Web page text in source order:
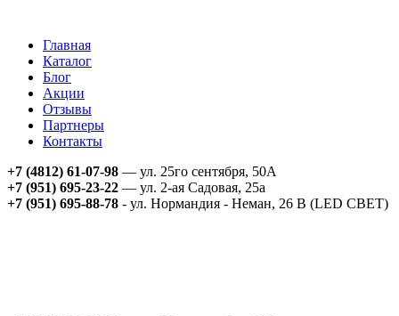
Главная
Каталог
Блог
Акции
Отзывы
Партнеры
Контакты
+7 (4812) 61-07-98 — ул. 25го сентября, 50А
+7 (951) 695-23-22 — ул. 2-ая Садовая, 25а
+7 (951) 695-88-78 - ул. Нормандия - Неман, 26 В (LED СВЕТ)